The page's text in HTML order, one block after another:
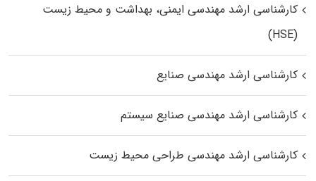
کارشناسی ارشد مهندسی ایمنی، بهداشت و محیط زیست
(HSE)
کارشناسی ارشد مهندسی صنایع
کارشناسی ارشد مهندسی صنایع سیستم
کارشناسی ارشد مهندسی طراحی محیط زیست